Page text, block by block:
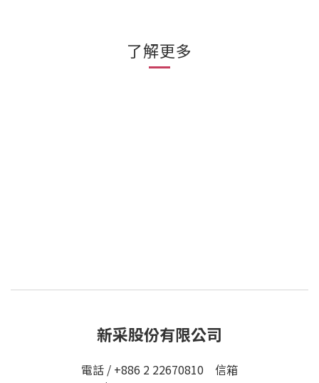
了解更多
新采股份有限公司
電話 / +886 2 22670810 信箱